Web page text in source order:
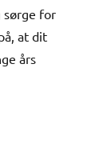
sørge for
at dit
års